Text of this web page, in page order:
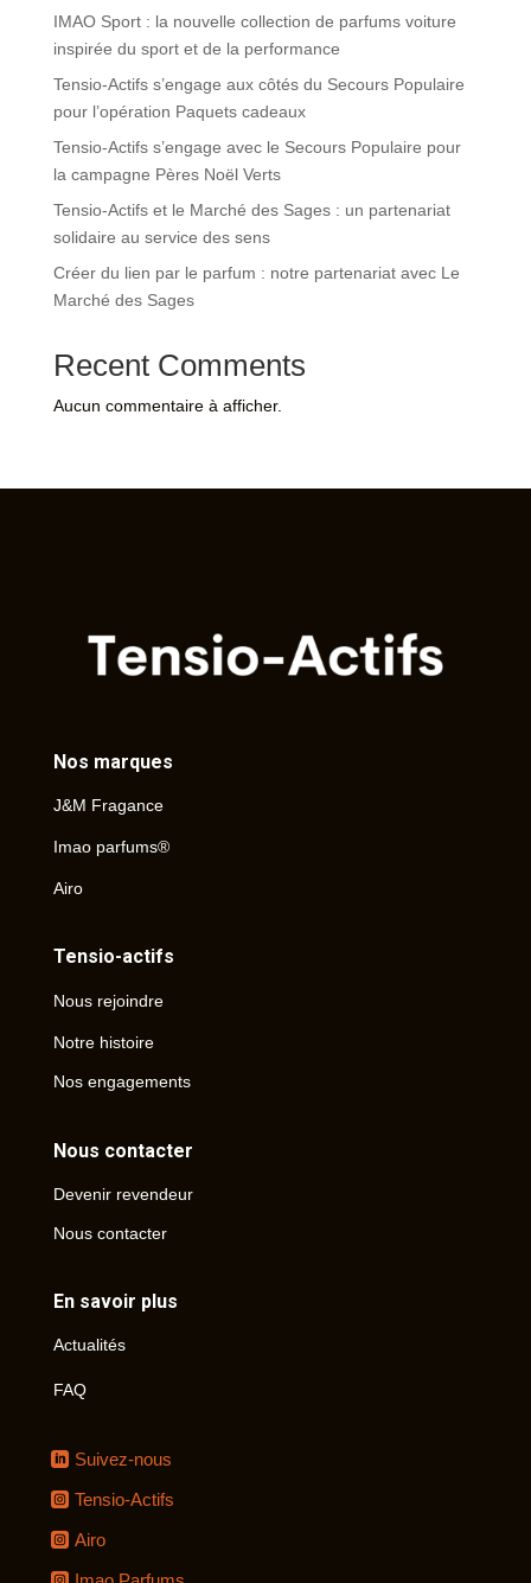
IMAO Sport : la nouvelle collection de parfums voiture
inspirée du sport et de la performance
Tensio-Actifs s’engage aux côtés du Secours Populaire
pour l’opération Paquets cadeaux
Tensio-Actifs s’engage avec le Secours Populaire pour
la campagne Pères Noël Verts
Tensio-Actifs et le Marché des Sages : un partenariat
solidaire au service des sens
Créer du lien par le parfum : notre partenariat avec Le
Marché des Sages
Recent Comments
Aucun commentaire à afficher.
Nos marques
J&M Fragance
Imao parfums®
Airo
Tensio-actifs
Nous rejoindre
Notre histoire
Nos engagements
Nous contacter
Devenir revendeur
Nous contacter
En savoir plus
Actualités
FAQ
Suivez-nous
Tensio-Actifs
Airo